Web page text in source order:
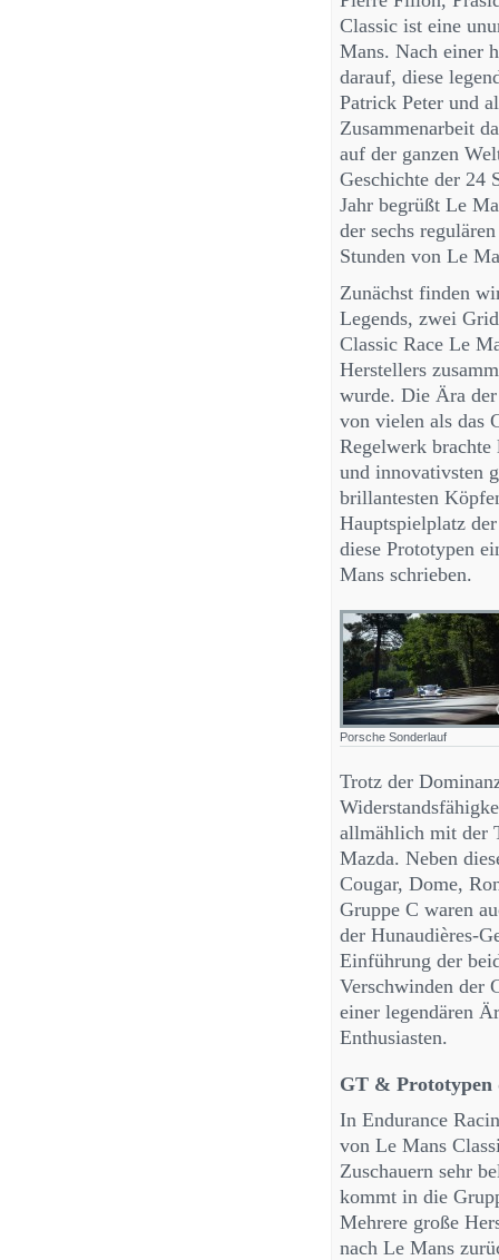
Classic ist eine
Mans. Nach einer
darauf, diese
Patrick Peter und
Zusammenarbeit
auf der ganzen
Geschichte der 24
Jahr begrüßt Le
der sechs
Stunden von Le
Zunächst finden
Legends, zwei
Classic Race Le
Herstellers
wurde. Die Ära
von vielen als das
Regelwerk brachte
und innovativsten
brillantesten
Hauptspielplatz
diese Prototypen
Mans schrieben.
Porsche Sonderlauf
Trotz der
allmählich mit der
Mazda. Neben
Cougar, Dome,
Gruppe C waren
der Hunaudières-
Einführung der
Verschwinden der
einer legendären
Enthusiasten.
GT & Prototypen
In Endurance
von Le Mans
Zuschauern sehr
kommt in die
Mehrere große
nach Le Mans